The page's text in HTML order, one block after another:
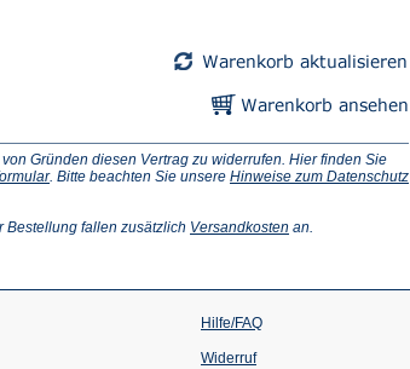
Gründen diesen Vertrag zu widerrufen. Hier finden Sie
(Öffnet
neuen
. Bitte beachten Sie unsere Hinweise zum Datenschutz
Bestellung fallen zusätzlich Versandkosten (Öffnet
Tab)
an.
Hilfe/FAQ
Widerruf